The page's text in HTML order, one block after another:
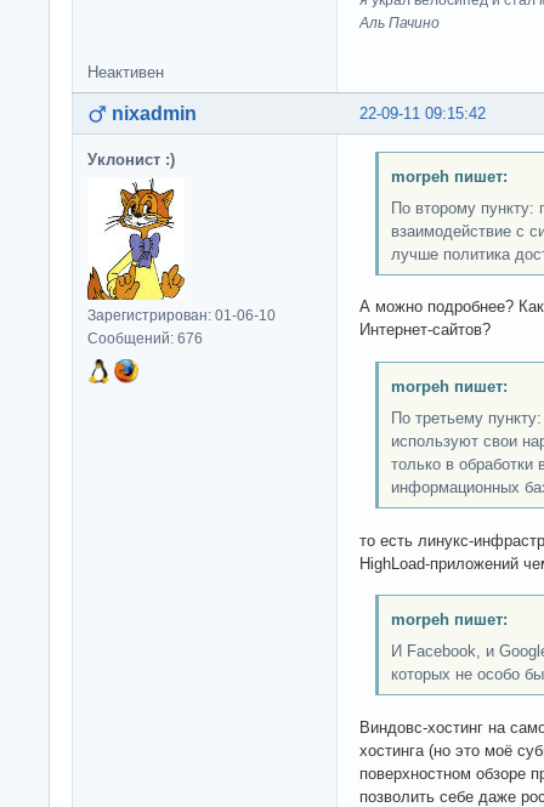
Аль Пачино
Неактивен
22-09-11 09:15:42
nixadmin
Уклонист :)
Зарегистрирован: 01-06-10
Сообщений: 676
morpeh пишет:
По второму пункту:
взаимодействие с
лучше политика
А можно подробнее?
Интернет-сайтов?
morpeh пишет:
По третьему
используют свои
только в обработки
информационных
то есть линукс-
HighLoad-приложений
morpeh пишет:
И Facebook, и
которых не особо
Виндовс-хостинг на
хостинга (но это моё
поверхностном обзоре
позволить себе даже